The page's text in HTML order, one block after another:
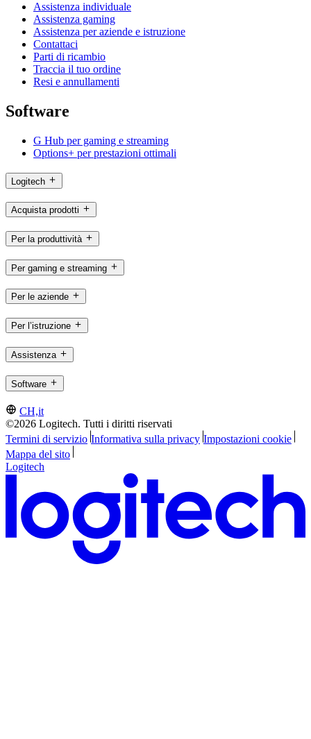
Assistenza individuale
Assistenza gaming
Assistenza per aziende e istruzione
Contattaci
Parti di ricambio
Traccia il tuo ordine
Resi e annullamenti
Software
G Hub per gaming e streaming
Options+ per prestazioni ottimali
Logitech
Acquista prodotti
Per la produttività
Per gaming e streaming
Per le aziende
Per l’istruzione
Assistenza
Software
CH,it
©2026 Logitech. Tutti i diritti riservati
Termini di servizio Informativa sulla privacy Impostazioni cookie
Mappa del sito
Logitech